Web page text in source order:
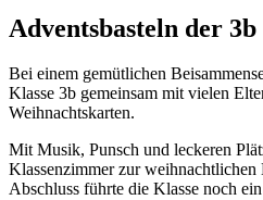
Advents­basteln der 3b
Bei einem gemütlichen
Klasse 3b gemeinsam mit vielen
Weihnachtskarten.
Mit Musik, Punsch und leckeren
Klassenzimmer zur
Abschluss führte die Klasse noch